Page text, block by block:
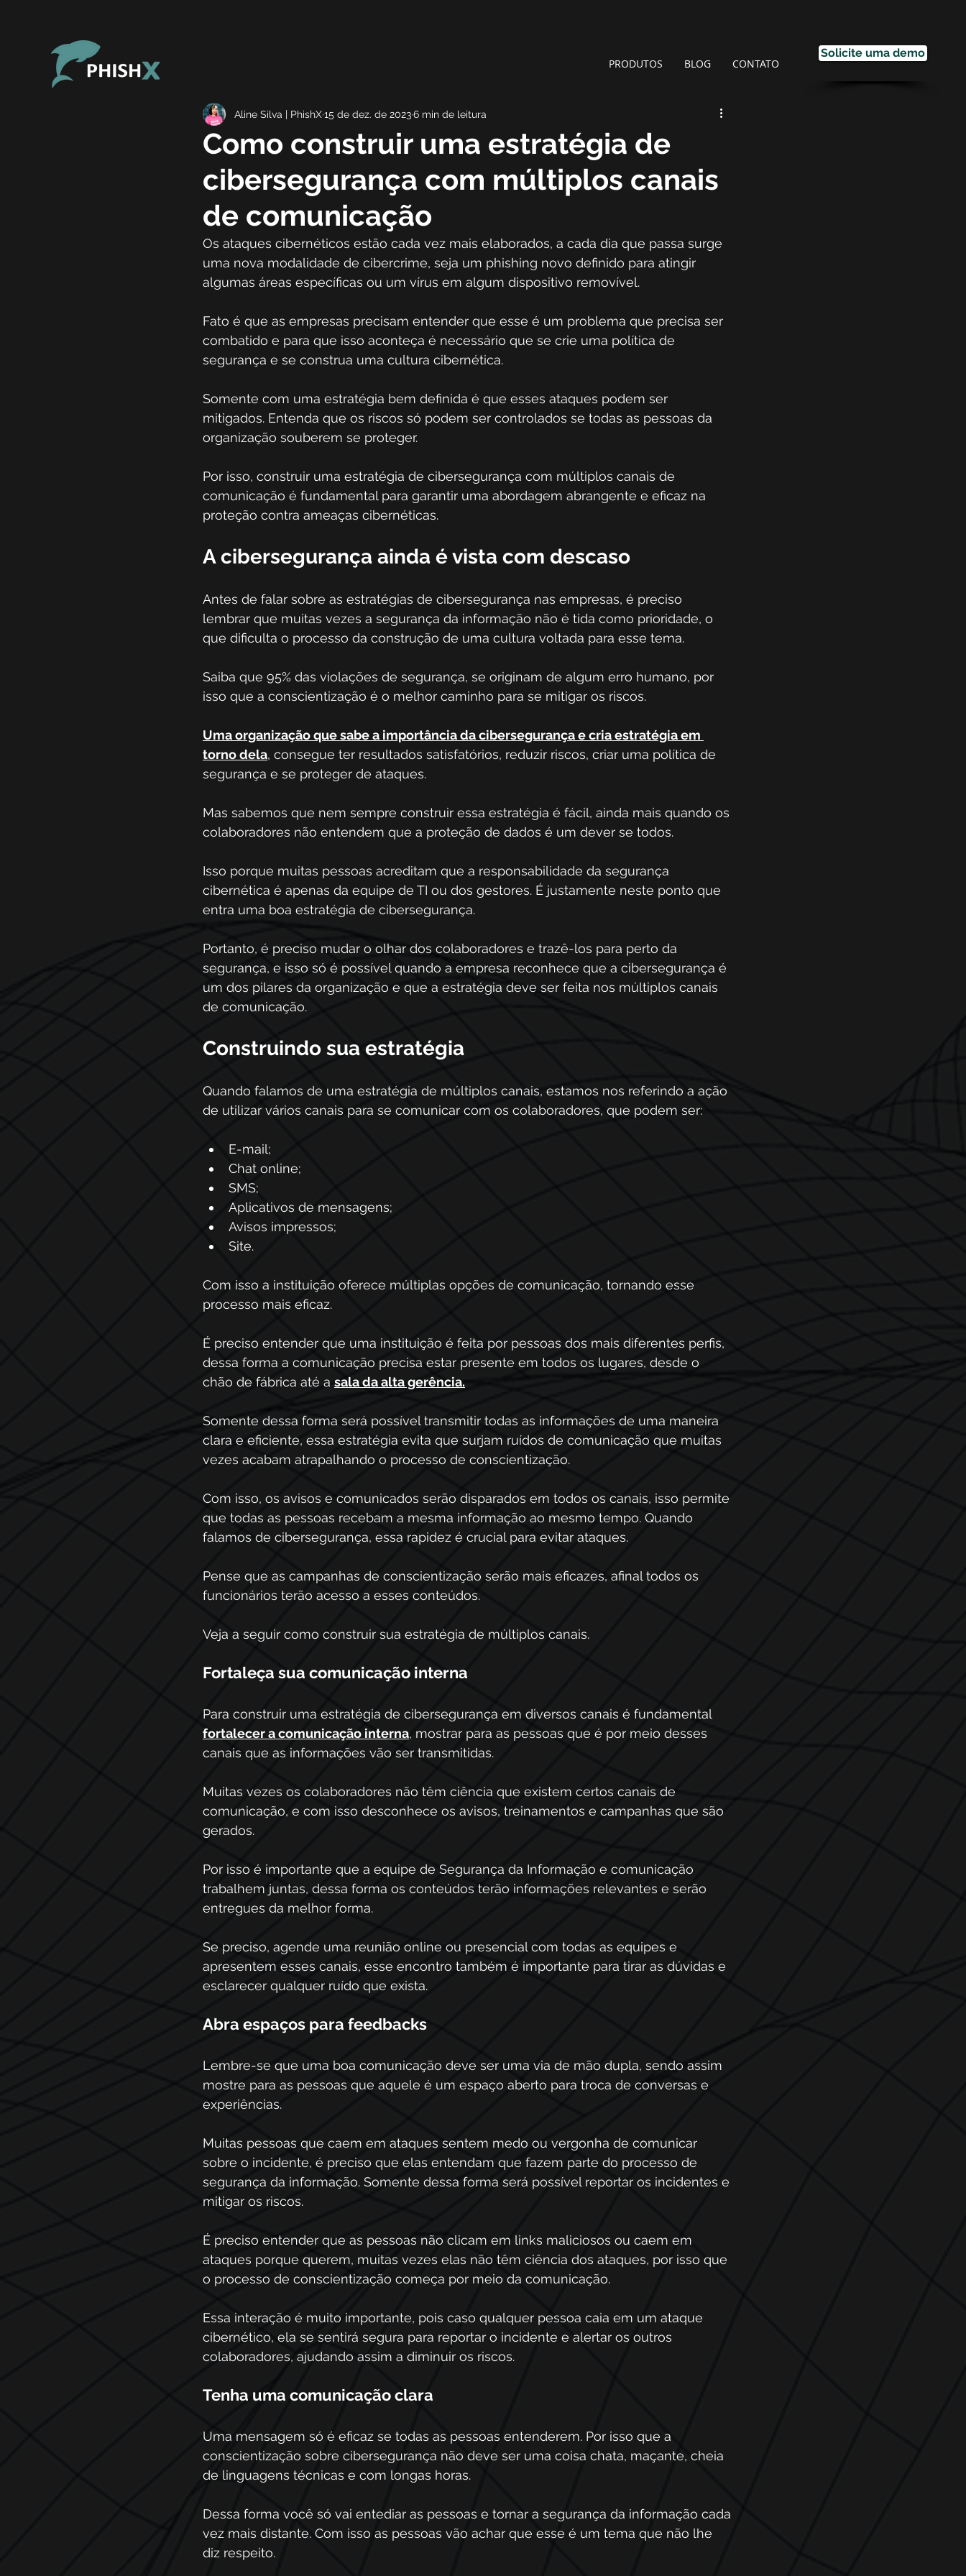
PRODUTOS BLOG CONTATO
Solicite uma demo
Como construir uma estratégia de
cibersegurança com múltiplos canais
de comunicação
Aline Silva | PhishX15 de dez. de 20236 min de leitura
Os ataques cibernéticos estão cada vez mais elaborados, a cada dia que passa surge
uma nova modalidade de cibercrime, seja um phishing novo definido para atingir
algumas áreas específicas ou um vírus em algum dispositivo removível.
Fato é que as empresas precisam entender que esse é um problema que precisa ser
combatido e para que isso aconteça é necessário que se crie uma política de
segurança e se construa uma cultura cibernética.
Somente com uma estratégia bem definida é que esses ataques podem ser
mitigados. Entenda que os riscos só podem ser controlados se todas as pessoas da
organização souberem se proteger.
Por isso, construir uma estratégia de cibersegurança com múltiplos canais de
comunicação é fundamental para garantir uma abordagem abrangente e eficaz na
proteção contra ameaças cibernéticas.
A cibersegurança ainda é vista com descaso
Antes de falar sobre as estratégias de cibersegurança nas empresas, é preciso
lembrar que muitas vezes a segurança da informação não é tida como prioridade, o
que dificulta o processo da construção de uma cultura voltada para esse tema.
Saiba que 95% das violações de segurança, se originam de algum erro humano, por
isso que a conscientização é o melhor caminho para se mitigar os riscos.
Uma organização que sabe a importância da cibersegurança e cria estratégia em
torno dela, consegue ter resultados satisfatórios, reduzir riscos, criar uma política de
segurança e se proteger de ataques.
Mas sabemos que nem sempre construir essa estratégia é fácil, ainda mais quando os
colaboradores não entendem que a proteção de dados é um dever se todos.
Isso porque muitas pessoas acreditam que a responsabilidade da segurança
cibernética é apenas da equipe de TI ou dos gestores. É justamente neste ponto que
entra uma boa estratégia de cibersegurança.
Portanto, é preciso mudar o olhar dos colaboradores e trazê-los para perto da
segurança, e isso só é possível quando a empresa reconhece que a cibersegurança é
um dos pilares da organização e que a estratégia deve ser feita nos múltiplos canais
de comunicação.
Construindo sua estratégia
Quando falamos de uma estratégia de múltiplos canais, estamos nos referindo a ação
de utilizar vários canais para se comunicar com os colaboradores, que podem ser:
E-mail;
Chat online;
SMS;
Aplicativos de mensagens;
Avisos impressos;
Site.
Com isso a instituição oferece múltiplas opções de comunicação, tornando esse
processo mais eficaz.
É preciso entender que uma instituição é feita por pessoas dos mais diferentes perfis,
dessa forma a comunicação precisa estar presente em todos os lugares, desde o
chão de fábrica até a sala da alta gerência.
Somente dessa forma será possível transmitir todas as informações de uma maneira
clara e eficiente, essa estratégia evita que surjam ruídos de comunicação que muitas
vezes acabam atrapalhando o processo de conscientização.
Com isso, os avisos e comunicados serão disparados em todos os canais, isso permite
que todas as pessoas recebam a mesma informação ao mesmo tempo. Quando
falamos de cibersegurança, essa rapidez é crucial para evitar ataques.
Pense que as campanhas de conscientização serão mais eficazes, afinal todos os
funcionários terão acesso a esses conteúdos.
Veja a seguir como construir sua estratégia de múltiplos canais.
Fortaleça sua comunicação interna
Para construir uma estratégia de cibersegurança em diversos canais é fundamental
fortalecer a comunicação interna, mostrar para as pessoas que é por meio desses
canais que as informações vão ser transmitidas.
Muitas vezes os colaboradores não têm ciência que existem certos canais de
comunicação, e com isso desconhece os avisos, treinamentos e campanhas que são
gerados.
Por isso é importante que a equipe de Segurança da Informação e comunicação
trabalhem juntas, dessa forma os conteúdos terão informações relevantes e serão
entregues da melhor forma.
Se preciso, agende uma reunião online ou presencial com todas as equipes e
apresentem esses canais, esse encontro também é importante para tirar as dúvidas e
esclarecer qualquer ruído que exista.
Abra espaços para feedbacks
Lembre-se que uma boa comunicação deve ser uma via de mão dupla, sendo assim
mostre para as pessoas que aquele é um espaço aberto para troca de conversas e
experiências.
Muitas pessoas que caem em ataques sentem medo ou vergonha de comunicar
sobre o incidente, é preciso que elas entendam que fazem parte do processo de
segurança da informação. Somente dessa forma será possível reportar os incidentes e
mitigar os riscos.
É preciso entender que as pessoas não clicam em links maliciosos ou caem em
ataques porque querem, muitas vezes elas não têm ciência dos ataques, por isso que
o processo de conscientização começa por meio da comunicação.
Essa interação é muito importante, pois caso qualquer pessoa caia em um ataque
cibernético, ela se sentirá segura para reportar o incidente e alertar os outros
colaboradores, ajudando assim a diminuir os riscos.
Tenha uma comunicação clara
Uma mensagem só é eficaz se todas as pessoas entenderem. Por isso que a
conscientização sobre cibersegurança não deve ser uma coisa chata, maçante, cheia
de linguagens técnicas e com longas horas.
Dessa forma você só vai entediar as pessoas e tornar a segurança da informação cada
vez mais distante. Com isso as pessoas vão achar que esse é um tema que não lhe
diz respeito.